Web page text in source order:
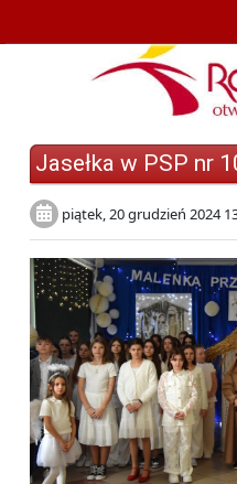
Jasełka w PSP nr
piątek, 20 grudzień 2024